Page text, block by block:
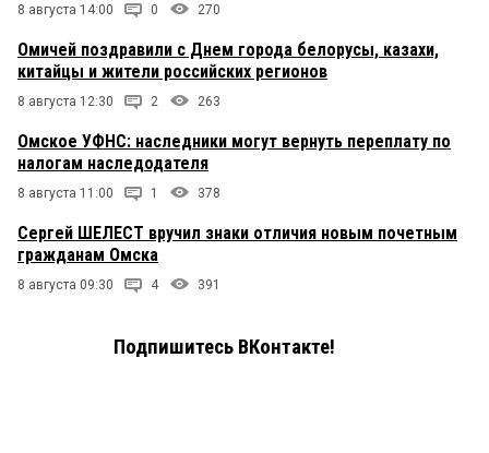
8 августа 14:00 0 270
Омичей поздравили с Днем города белорусы, казахи,
китайцы и жители российских регионов
8 августа 12:30 2 263
Омское УФНС: наследники могут вернуть переплату по
налогам наследодателя
8 августа 11:00 1 378
Сергей ШЕЛЕСТ вручил знаки отличия новым почетным
гражданам Омска
8 августа 09:30 4 391
Подпишитесь ВКонтакте!